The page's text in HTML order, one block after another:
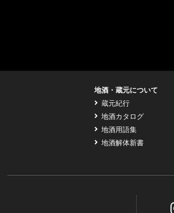
地酒・蔵元について
蔵元紀行
地酒カタログ
地酒用語集
地酒解体新書